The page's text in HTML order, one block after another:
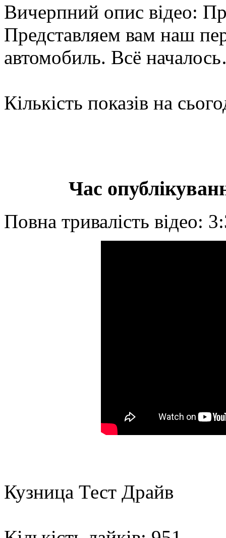
Вичерпний опис відео:
Представляем вам наш
автомобиль. Всё
Кількість показів на
Час
Повна тривалість відео:
Кузница Тест Драйв